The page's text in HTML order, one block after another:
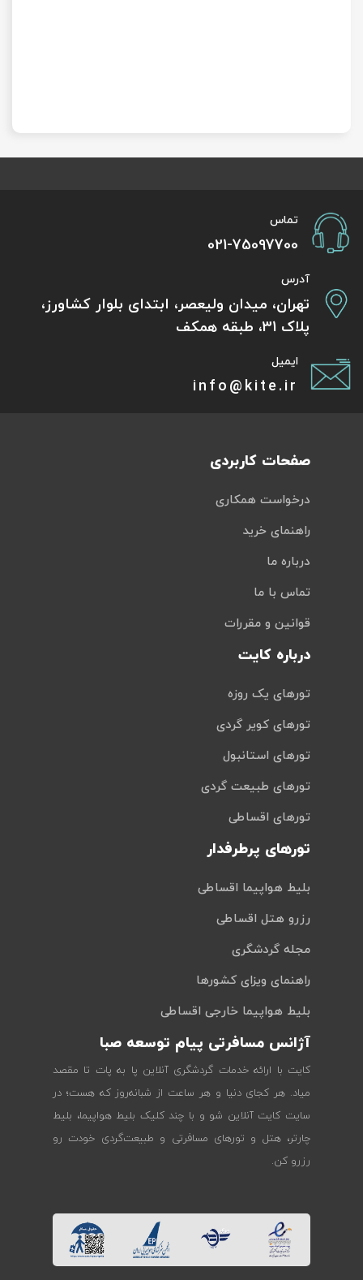
تماس
021-75097700
آدرس
تهران، میدان ولیعصر، ابتدای بلوار کشاورز،
پلاک 31، طبقه همکف
ایمیل
info@kite.ir
صفحات کاربردی
درخواست همکاری
راهنمای خرید
درباره ما
تماس با ما
قوانین و مقررات
درباره کایت
تورهای یک روزه
تورهای کویر گردی
تورهای استانبول
تورهای طبیعت گردی
تورهای اقساطی
تورهای پرطرفدار
بلیط هواپیما اقساطی
رزرو هتل اقساطی
مجله گردشگری
راهنمای ویزای کشورها
بلیط هواپیما خارجی اقساطی
آژانس مسافرتی پیام توسعه صبا
کایت با ارائه خدمات گردشگری آنلاین پا به پات تا مقصد
میاد. هر کجای دنیا و هر ساعت از شبانه‌روز که هست؛ در
سایت کایت آنلاین شو و با چند کلیک بلیط هواپیما، بلیط
چارتر، هتل و تورهای مسافرتی و طبیعت‌گردی خودت رو
رزرو کن.